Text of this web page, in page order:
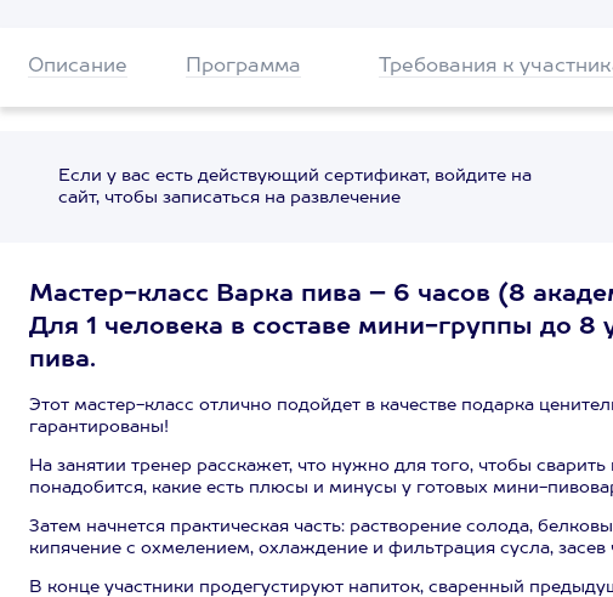
Описание Программа Требования к
Если у вас есть действующий сертификат, войдите на
сайт, чтобы записаться на развлечение
Мастер-класс Варка пива – 6 часов (8
Для 1 человека в составе мини-группы до 8
пива.
Этот мастер-класс отлично подойдет в качестве подарка
гарантированы!
На занятии тренер расскажет, что нужно для того, чтобы
понадобится, какие есть плюсы и минусы у готовых мини-
Затем начнется практическая часть: растворение солода,
кипячение с охмелением, охлаждение и фильтрация сусла,
В конце участники продегустируют напиток, сваренный